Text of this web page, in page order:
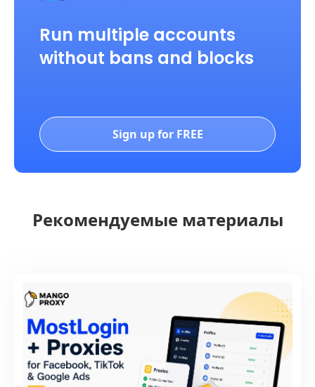
Run multiple accounts
without bans and blocks
Sign up for FREE
Рекомендуемые материалы